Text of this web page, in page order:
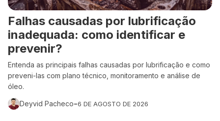
Falhas causadas por lubrificação
inadequada: como identificar e
prevenir?
Entenda as principais falhas causadas por lubrificação e como
preveni-las com plano técnico, monitoramento e análise de
óleo.
Deyvid Pacheco-6 DE AGOSTO DE 2026